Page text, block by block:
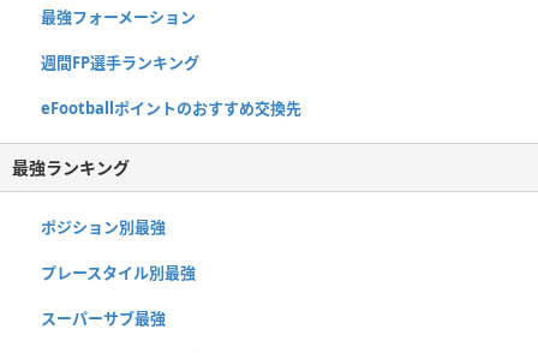
最強フォーメーション
週間FP選手ランキング
eFootballポイントのおすすめ交換先
最強ランキング
ポジション別最強
プレースタイル別最強
スーパーサブ最強